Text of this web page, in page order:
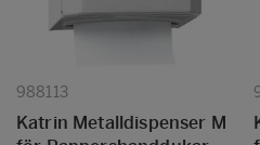
988113
Katrin Metalldispenser M